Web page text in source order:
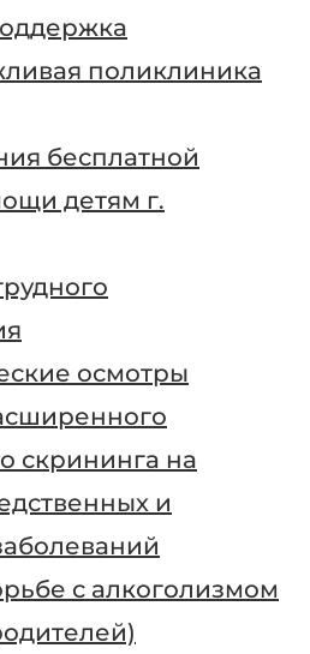
поликлиника
бесплатной
детям г.
осмотры
скрининга на
и
с алкоголизмом